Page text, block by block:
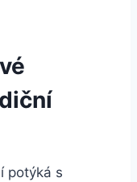
potýká s